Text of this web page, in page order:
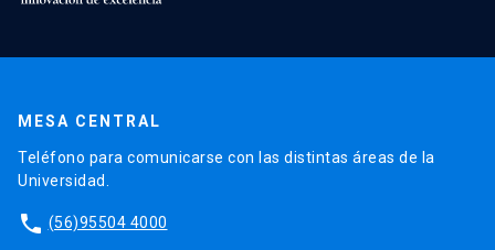
MESA CENTRAL
Teléfono para comunicarse con las distintas áreas de la
Universidad.
phone (56)95504 4000